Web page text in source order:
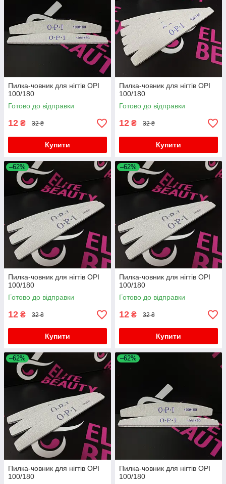
Пилка-човник для нігтів OPI
100/180
Готово до відправки
12 ₴ 32 ₴
Купити
Пилка-човник для нігтів OPI
100/180
Готово до відправки
12 ₴ 32 ₴
Купити
–62%
Пилка-човник для нігтів OPI
100/180
Готово до відправки
12 ₴ 32 ₴
Купити
–62%
Пилка-човник для нігтів OPI
100/180
Готово до відправки
12 ₴ 32 ₴
Купити
–62%
Пилка-човник для нігтів OPI
100/180
–62%
Пилка-човник для нігтів OPI
100/180